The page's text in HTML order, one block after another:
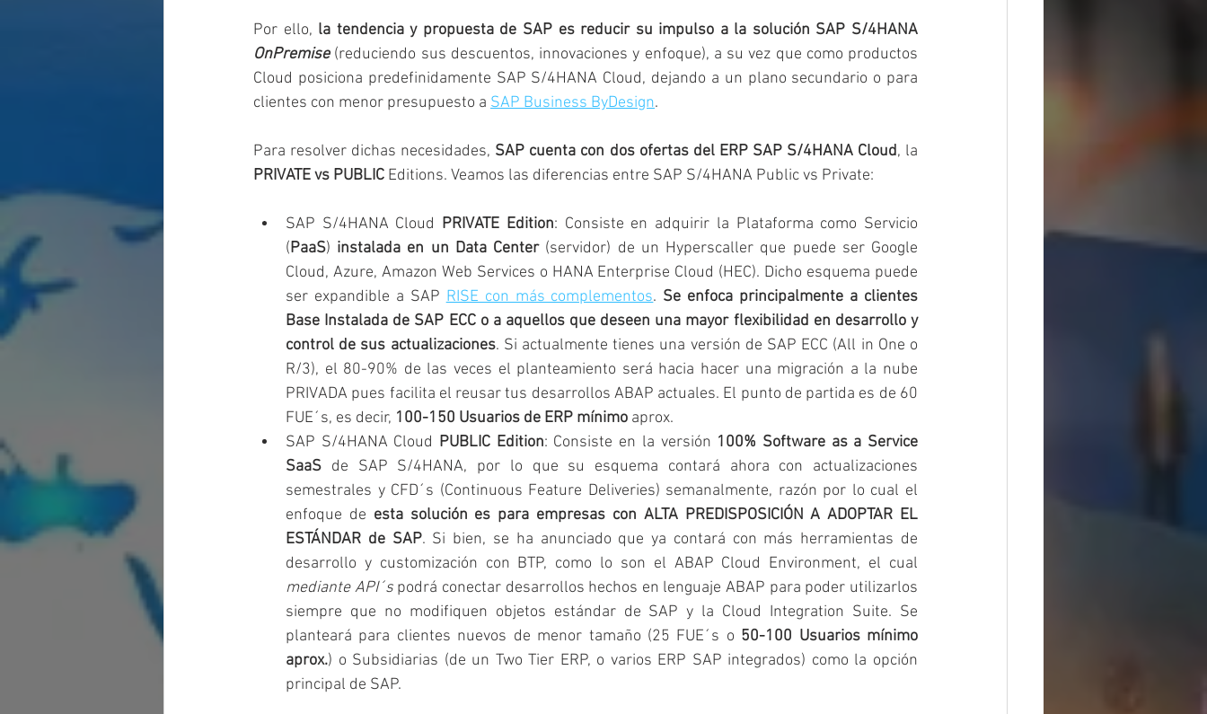
Por ello,
OnPremise (reduciendo sus descuentos, innovaciones y enfoque), a su vez que como productos
Cloud posiciona predefinidamente SAP S/4HANA Cloud, dejando a un plano secundario o para
clientes con menor presupuesto a SAP Business ByDesign.
Para resolver dichas necesidades, SAP cuenta con dos ofertas del ERP SAP S/4HANA Cloud
PRIVATE vs PUBLIC Editions. Veamos las diferencias entre SAP S/4HANA Public vs Private:
SAP S/4HANA Cloud PRIVATE Edition: Consiste en adquirir la Plataforma como Servicio
(PaaS) instalada en un Data Center (servidor) de un Hyperscaller que puede ser Google
Cloud, Azure, Amazon Web Services o HANA Enterprise Cloud (HEC). Dicho esquema puede
ser expandible a SAP RISE con más complementos. Se enfoca principalmente a clientes
Base Instalada de SAP ECC o a aquellos que deseen una mayor flexibilidad en desarrollo y
control de sus actualizaciones. Si actualmente tienes una versión de SAP ECC (All in One o
R/3), el 80-90% de las veces el planteamiento será hacia hacer una migración a la nube
PRIVADA pues facilita el reusar tus desarrollos ABAP actuales. El punto de partida es de 60
FUE´s, es decir, 100-150 Usuarios de ERP mínimo aprox.
SAP S/4HANA Cloud PUBLIC Edition: Consiste en la versión 100% Software as a Service
SaaS de SAP S/4HANA, por lo que su esquema contará ahora con actualizaciones
semestrales y CFD´s (Continuous Feature Deliveries) semanalmente, razón por lo cual el
enfoque de esta solución es para empresas con ALTA PREDISPOSICIÓN A ADOPTAR EL
ESTÁNDAR de SAP. Si bien, se ha anunciado que ya contará con más herramientas de
mediante API´s podrá conectar desarrollos hechos en lenguaje ABAP para poder utilizarlos
siempre que no modifiquen objetos estándar de SAP y la Cloud Integration Suite. Se
planteará para clientes nuevos de menor tamaño (25 FUE´s o 50-100 Usuarios mínimo
aprox.) o Subsidiarias (de un Two Tier ERP, o varios ERP SAP integrados) como la opción
principal de SAP.